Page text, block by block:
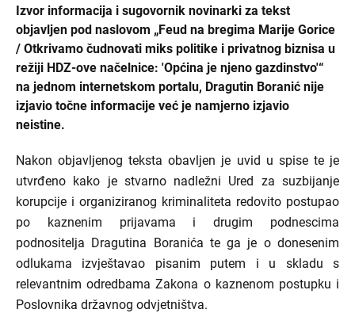
Izvor informacija i sugovornik novinarki za tekst
objavljen pod naslovom „Feud na bregima Marije Gorice
/ Otkrivamo čudnovati miks politike i privatnog biznisa u
režiji HDZ-ove načelnice: 'Općina je njeno gazdinstvo'“
na jednom internetskom portalu, Dragutin Boranić nije
izjavio točne informacije već je namjerno izjavio
neistine.
Nakon objavljenog teksta obavljen je uvid u spise te je
utvrđeno kako je stvarno nadležni Ured za suzbijanje
korupcije i organiziranog kriminaliteta redovito postupao
po kaznenim prijavama i drugim podnescima
podnositelja Dragutina Boranića te ga je o donesenim
odlukama izvještavao pisanim putem i u skladu s
relevantnim odredbama Zakona o kaznenom postupku i
Poslovnika državnog odvjetništva.